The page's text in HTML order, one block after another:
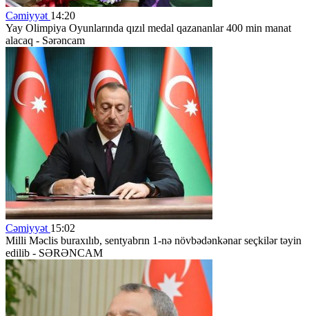
Cəmiyyət 14:20
Yay Olimpiya Oyunlarında qızıl medal qazananlar 400 min manat
alacaq - Sərəncam
Cəmiyyət 15:02
Milli Məclis buraxılıb, sentyabrın 1-nə növbədənkənar seçkilər təyin
edilib - SƏRƏNCAM